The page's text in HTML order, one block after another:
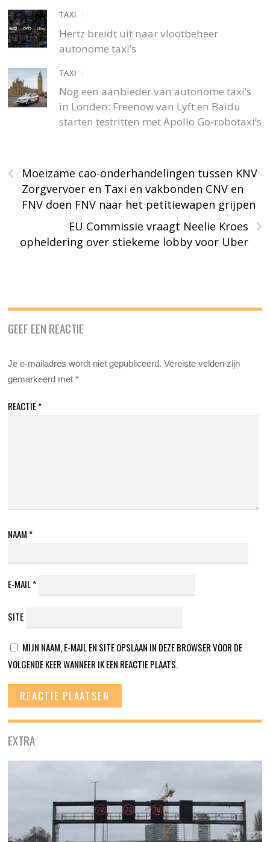
TAXI /
Hertz breidt uit naar vlootbeheer
autonome taxi’s
TAXI /
Nog een aanbieder van autonome taxi’s
in Londen: Freenow van Lyft en Baidu
starten testritten met Apollo Go-robotaxi’s
‹
Moeizame cao-onderhandelingen tussen KNV
Zorgvervoer en Taxi en vakbonden CNV en
FNV doen FNV naar het petitiewapen grijpen
›
EU Commissie vraagt Neelie Kroes
opheldering over stiekeme lobby voor Uber
GEEF EEN REACTIE
Je e-mailadres wordt niet gepubliceerd. Vereiste velden zijn
gemarkeerd met*
REACTIE*
NAAM *
E-MAIL*
SITE
MIJN NAAM, E-MAIL EN SITE OPSLAAN IN DEZE BROWSER VOOR DE
VOLGENDE KEER WANNEER IK EEN REACTIE PLAATS.
EXTRA